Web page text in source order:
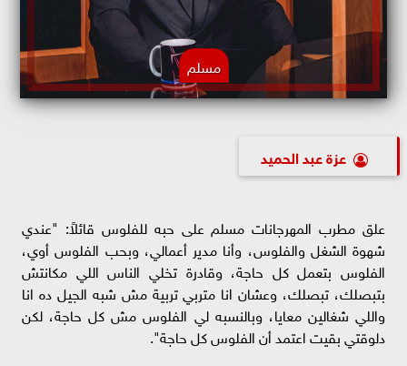
مسلم
عزة عبد الحميد
علق مطرب المهرجانات مسلم على حبه للفلوس قائلاً: "عندي
شهوة الشغل والفلوس، وأنا مدير أعمالي، وبحب الفلوس أوي،
الفلوس بتعمل كل حاجة، وقادرة تخلي الناس اللي مكانتش
بتبصلك، تبصلك، وعشان انا متربي تربية مش شبه الجيل ده انا
واللي شغالين معايا، وبالنسبه لي الفلوس مش كل حاجة، لكن
دلوقتي بقيت اعتمد أن الفلوس كل حاجة".